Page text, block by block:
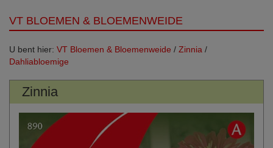
VT BLOEMEN & BLOEMENWEIDE
U bent hier: VT Bloemen & Bloemenweide / Zinnia /
Dahliabloemige
Zinnia